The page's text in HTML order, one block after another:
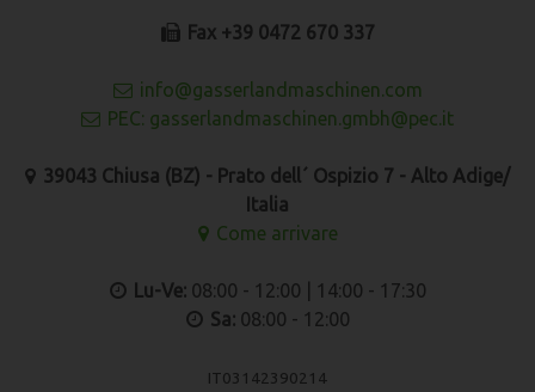
Fax +39 0472 670 337
info@gasserlandmaschinen.com
PEC: gasserlandmaschinen.gmbh@pec.it
39043 Chiusa (BZ) - Prato dell´ Ospizio 7 - Alto Adige/
Italia
Come arrivare
Lu-Ve:08:00 - 12:00 | 14:00 - 17:30
Sa:08:00 - 12:00
IT03142390214